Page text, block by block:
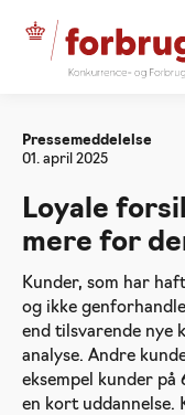
Forside
mere
Pressemeddelelse
01. april 2025
Loyale
mere for
Kunder, som har
og ikke
end tilsvarende nye
analyse. Andre
eksempel kunder på
en kort uddannelse.